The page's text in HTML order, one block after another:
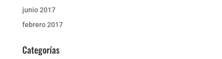
junio 2017
febrero 2017
Categorías